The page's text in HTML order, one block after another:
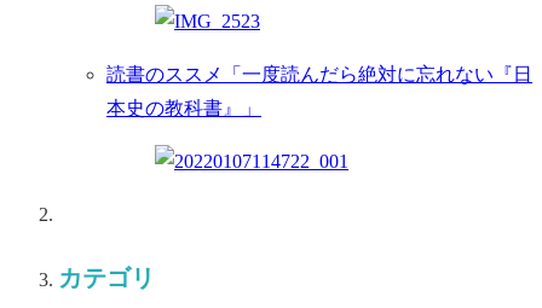
読書のススメ「一度読んだら絶対に忘れない『日
本史の教科書』」
カテゴリ